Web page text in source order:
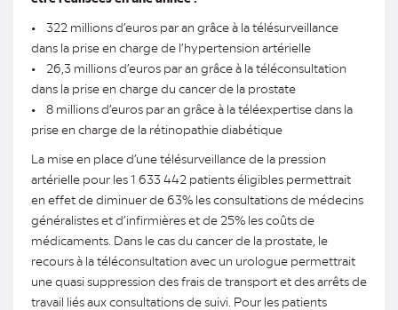
• 322 millions d’euros par an grâce à la télésurveillance
dans la prise en charge de l’hypertension artérielle
• 26,3 millions d’euros par an grâce à la téléconsultation
dans la prise en charge du cancer de la prostate
• 8 millions d’euros par an grâce à la téléexpertise dans la
prise en charge de la rétinopathie diabétique
La mise en place d’une télésurveillance de la pression
artérielle pour les 1 633 442 patients éligibles permettrait
en effet de diminuer de 63% les consultations de médecins
généralistes et d’infirmières et de 25% les coûts de
médicaments. Dans le cas du cancer de la prostate, le
recours à la téléconsultation avec un urologue permettrait
une quasi suppression des frais de transport et des arrêts de
travail liés aux consultations de suivi. Pour les patients